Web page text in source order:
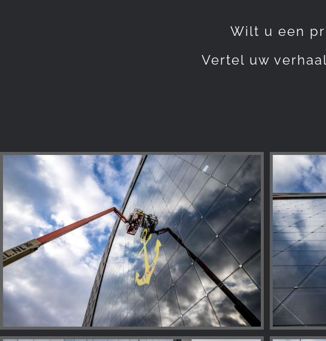
Wilt u een
Vertel uw